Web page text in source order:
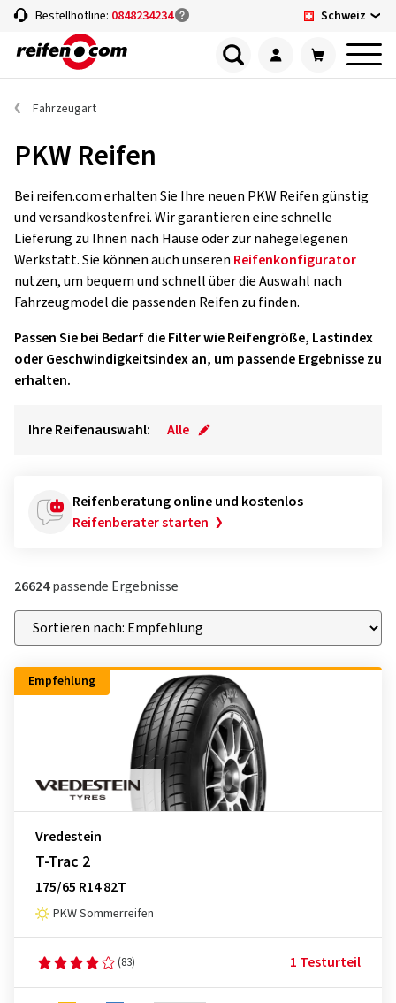
Bestellhotline: 0848234234 Schweiz
Fahrzeugart
PKW Reifen
Bei reifen.com erhalten Sie Ihre neuen PKW Reifen günstig
und versandkostenfrei. Wir garantieren eine schnelle
Lieferung zu Ihnen nach Hause oder zur nahegelegenen
Werkstatt. Sie können auch unseren Reifenkonfigurator
nutzen, um bequem und schnell über die Auswahl nach
Fahrzeugmodel die passenden Reifen zu finden.
Passen Sie bei Bedarf die Filter wie Reifengröße, Lastindex
oder Geschwindigkeitsindex an, um passende Ergebnisse zu
erhalten.
Ihre Reifenauswahl: Alle
Reifenberatung online und kostenlos
Reifenberater starten
26624passende Ergebnisse
Empfehlung
Vredestein
T-Trac 2
175/65 R14 82T
PKW Sommerreifen
(83) 1 Testurteil